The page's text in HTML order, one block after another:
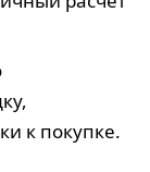
к покупке.